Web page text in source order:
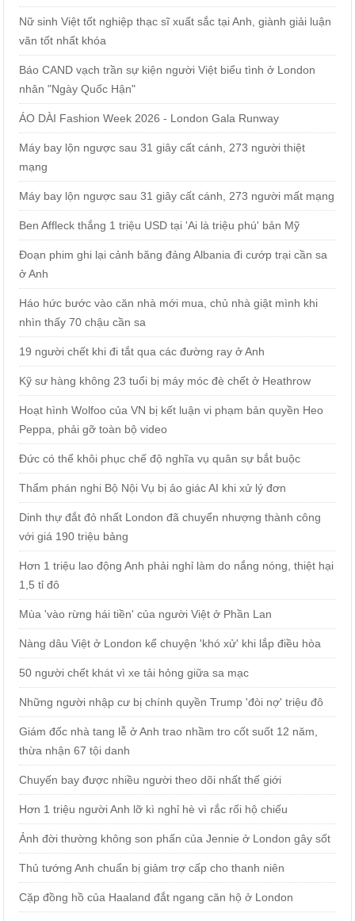
Nữ sinh Việt tốt nghiệp thạc sĩ xuất sắc tại Anh, giành giải luận
văn tốt nhất khóa
Báo CAND vạch trần sự kiện người Việt biểu tình ở London
nhân "Ngày Quốc Hận"
ÁO DÀI Fashion Week 2026 - London Gala Runway
Máy bay lộn ngược sau 31 giây cất cánh, 273 người thiệt
mạng
Máy bay lộn ngược sau 31 giây cất cánh, 273 người mất mạng
Ben Affleck thắng 1 triệu USD tại 'Ai là triệu phú' bản Mỹ
Đoạn phim ghi lại cảnh băng đảng Albania đi cướp trại cần sa
ở Anh
Háo hức bước vào căn nhà mới mua, chủ nhà giật mình khi
nhìn thấy 70 chậu cần sa
19 người chết khi đi tắt qua các đường ray ở Anh
Kỹ sư hàng không 23 tuổi bị máy móc đè chết ở Heathrow
Hoạt hình Wolfoo của VN bị kết luận vi phạm bản quyền Heo
Peppa, phải gỡ toàn bộ video
Đức có thể khôi phục chế độ nghĩa vụ quân sự bắt buộc
Thẩm phán nghi Bộ Nội Vụ bị ảo giác AI khi xử lý đơn
Dinh thự đắt đỏ nhất London đã chuyển nhượng thành công
với giá 190 triệu bảng
Hơn 1 triệu lao động Anh phải nghỉ làm do nắng nóng, thiệt hại
1,5 tỉ đô
Mùa 'vào rừng hái tiền' của người Việt ở Phần Lan
Nàng dâu Việt ở London kể chuyện 'khó xử' khi lắp điều hòa
50 người chết khát vì xe tải hỏng giữa sa mạc
Những người nhập cư bị chính quyền Trump 'đòi nợ' triệu đô
Giám đốc nhà tang lễ ở Anh trao nhầm tro cốt suốt 12 năm,
thừa nhận 67 tội danh
Chuyến bay được nhiều người theo dõi nhất thế giới
Hơn 1 triệu người Anh lỡ kì nghỉ hè vì rắc rối hộ chiếu
Ảnh đời thường không son phấn của Jennie ở London gây sốt
Thủ tướng Anh chuẩn bị giảm trợ cấp cho thanh niên
Cặp đồng hồ của Haaland đắt ngang căn hộ ở London